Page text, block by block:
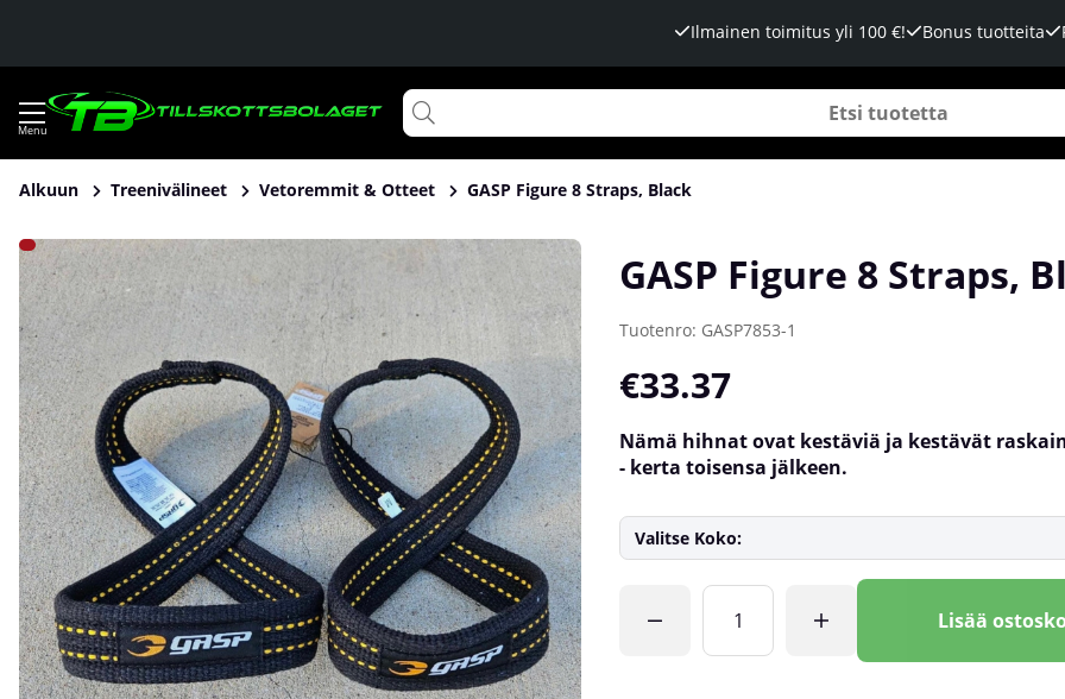
Ilmainen toimitus yli 100 €! Bonus tuotteita
Alkuun Treenivälineet Vetoremmit & Otteet GASP Figure 8 Straps, Black
Tuotekuvat GASP Figure 8 Straps, Black GASP Figure 8 Straps,
Tuotenro: GASP7853-1
€33.37
Nämä hihnat ovat kestäviä ja kestävät
- kerta toisensa jälkeen.
Valitse Koko:
Lisää